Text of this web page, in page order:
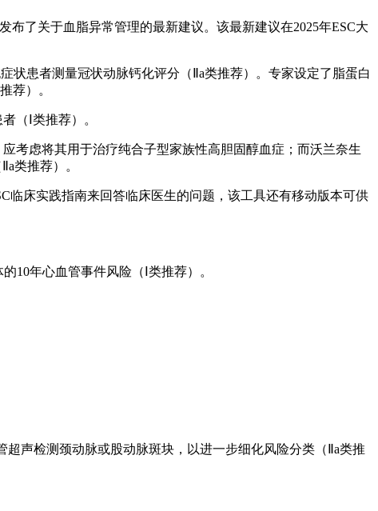
布了关于血脂异常管理的最新建议。该最新建议在2025年ESC大
状患者测量冠状动脉钙化评分（Ⅱa类推荐）。专家设定了脂蛋白
荐）。
（Ⅰ类推荐）。
考虑将其用于治疗纯合子型家族性高胆固醇血症；而沃兰奈生
类推荐）。
临床实践指南来回答临床医生的问题，该工具还有移动版本可供
10年心血管事件风险（Ⅰ类推荐）。
声检测颈动脉或股动脉斑块，以进一步细化风险分类（Ⅱa类推